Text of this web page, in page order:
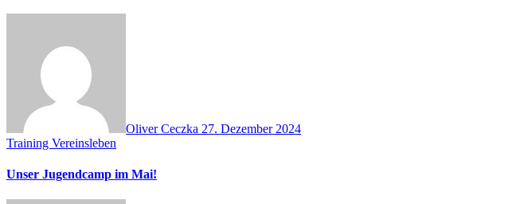
Oliver Ceczka 27. Dezember 2024
Training Vereinsleben
Unser Jugendcamp im Mai!